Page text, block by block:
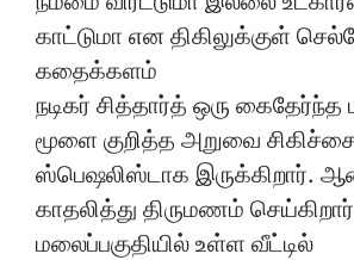
காட்டுமா என திகிலுக்குள்
கதைக்களம்
நடிகர் சித்தார்த் ஒரு கைதேர்ந்த
மூளை குறித்த அறுவை
ஸ்பெஷலிஸ்டாக இருக்கிறார்.
காதலித்து திருமணம்
மலைப்பகுதியில் உள்ள வீட்டில்